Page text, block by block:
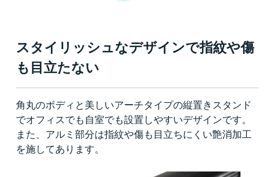
スタイリッシュなデザインで指紋や傷
も目立たない
角丸のボディと美しいアーチタイプの縦置きスタンド
でオフィスでも自室でも設置しやすいデザインです。
また、アルミ部分は指紋や傷も目立ちにくい艶消加工
を施してあります。